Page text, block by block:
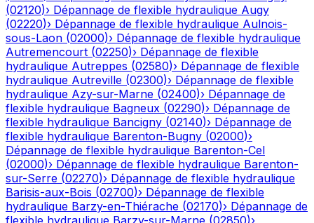
(02120)› Dépannage de flexible hydraulique Augy
(02220)› Dépannage de flexible hydraulique Aulnois-
sous-Laon (02000)› Dépannage de flexible hydraulique
Autremencourt (02250)› Dépannage de flexible
hydraulique Autreppes (02580)› Dépannage de flexible
hydraulique Autreville (02300)› Dépannage de flexible
hydraulique Azy-sur-Marne (02400)› Dépannage de
flexible hydraulique Bagneux (02290)› Dépannage de
flexible hydraulique Bancigny (02140)› Dépannage de
flexible hydraulique Barenton-Bugny (02000)›
Dépannage de flexible hydraulique Barenton-Cel
(02000)› Dépannage de flexible hydraulique Barenton-
sur-Serre (02270)› Dépannage de flexible hydraulique
Barisis-aux-Bois (02700)› Dépannage de flexible
hydraulique Barzy-en-Thiérache (02170)› Dépannage de